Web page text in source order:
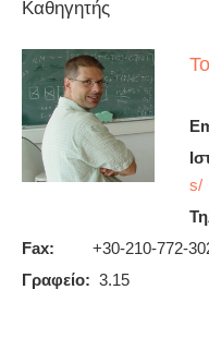
Καθηγητής
s/
Fax:
+30-210-772-
Γραφείο: 3.15